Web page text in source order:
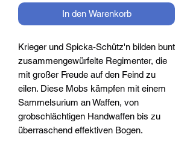
In den Warenkorb
Krieger und Spicka-Schütz'n bilden bunt
zusammengewürfelte Regimenter, die
mit großer Freude auf den Feind zu
eilen. Diese Mobs kämpfen mit einem
Sammelsurium an Waffen, von
grobschlächtigen Handwaffen bis zu
überraschend effektiven Bogen.